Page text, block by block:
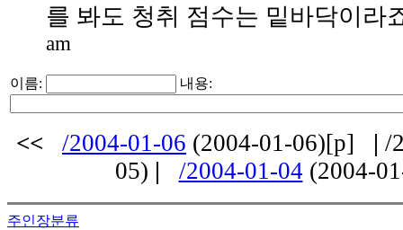
를 봐도 청취 점수는 밑바닥이라
am
이름: 내용:
<< /2004-01-06 (2004-01-06)[p] | /
05) | /2004-01-04 (2004-
주인장분류